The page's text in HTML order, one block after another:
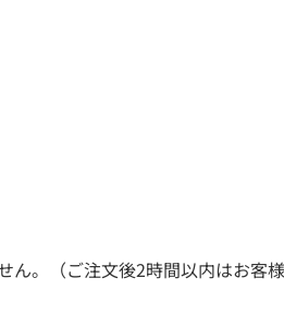
。（ご注文後2時間以内はお客